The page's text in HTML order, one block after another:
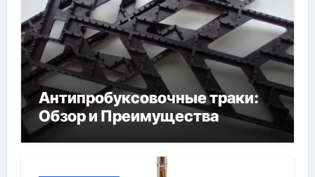
Антипробуксовочные траки:
Обзор и Преимущества